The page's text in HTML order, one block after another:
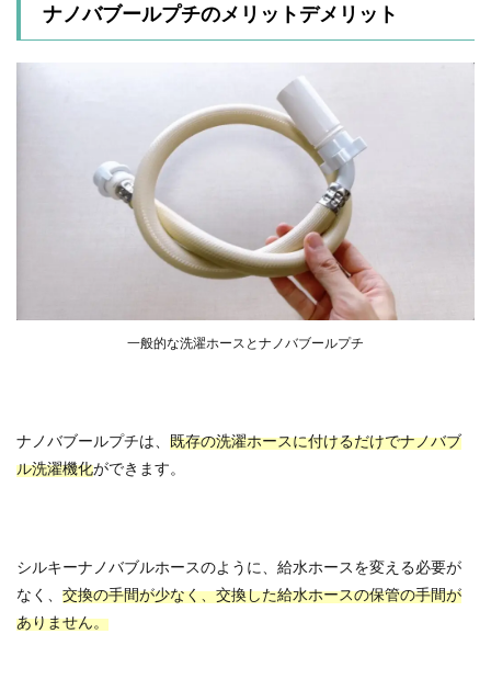
ナノバブールプチのメリットデメリット
一般的な洗濯ホースとナノバブールプチ
ナノバブールプチは、 既存の洗濯ホースに付けるだけでナノバブ
ル洗濯機化ができます。
シルキーナノバブルホースのように、給水ホースを変える必要が
なく、 交換の手間が少なく、交換した給水ホースの保管の手間が
ありません。